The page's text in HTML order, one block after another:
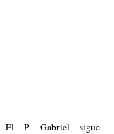
El P. Gabriel sigue